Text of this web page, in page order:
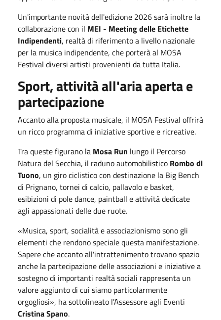
Un'importante novità dell'edizione 2026 sarà inoltre la
collaborazione con il MEI - Meeting delle Etichette
Indipendenti, realtà di riferimento a livello nazionale
per la musica indipendente, che porterà al MOSA
Festival diversi artisti provenienti da tutta Italia.
Sport, attività all'aria aperta e
partecipazione
Accanto alla proposta musicale, il MOSA Festival offrirà
un ricco programma di iniziative sportive e ricreative.
Tra queste figurano la Mosa Run lungo il Percorso
Natura del Secchia, il raduno automobilistico Rombo di
Tuono, un giro ciclistico con destinazione la Big Bench
di Prignano, tornei di calcio, pallavolo e basket,
esibizioni di pole dance, paintball e attività dedicate
agli appassionati delle due ruote.
«Musica, sport, socialità e associazionismo sono gli
elementi che rendono speciale questa manifestazione.
Sapere che accanto all'intrattenimento trovano spazio
anche la partecipazione delle associazioni e iniziative a
sostegno di importanti realtà sociali rappresenta un
valore aggiunto di cui siamo particolarmente
orgogliosi», ha sottolineato l'Assessore agli Eventi
Cristina Spano.